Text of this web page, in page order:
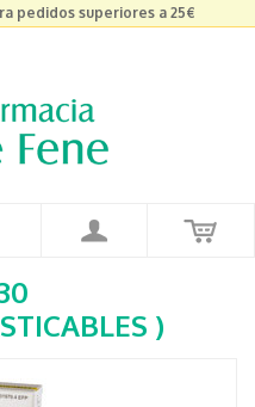
pedidos superiores a 25€
)